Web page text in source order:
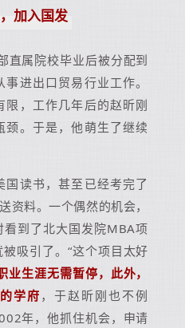
加入国发
直属院校毕业后被分配到
进出口贸易行业工作。
，工作几年后的赵昕刚
。于是，他萌生了继续
读书，甚至已经考完了
资料。一个偶然的机会，
到了北大国发院MBA项
吸引了。“这个项目太好
业生涯无需暂停，此外，
学府，于赵昕刚也不例
年，他抓住机会，申请